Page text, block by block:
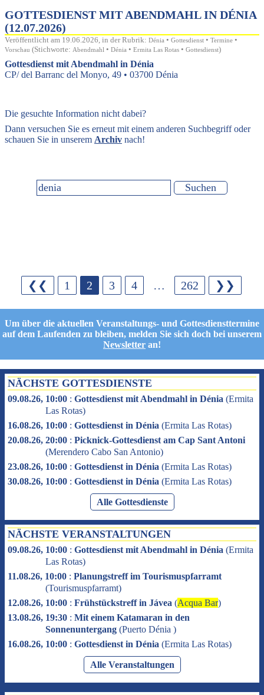
GOTTESDIENST MIT ABENDMAHL IN DÉNIA
(12.07.2026)
Veröffentlicht am 19.06.2026, in der Rubrik: Dénia • Gottesdienst • Termine •
Vorschau (Stichworte: Abendmahl • Dénia • Ermita Las Rotas • Gottesdienst)
Gottesdienst mit Abendmahl in Dénia
CP/ del Barranc del Monyo, 49 • 03700 Dénia
Die gesuchte Information nicht dabei?
Dann versuchen Sie es erneut mit einem anderen Suchbegriff oder
schauen Sie in unserem Archiv nach!
❮❮ 1 2 3 4 … 262 ❯❯
Um über die aktuellen Veranstaltungs- und Gottesdiensttermine
auf dem Laufenden zu bleiben, melden Sie sich doch bei unserem
Newsletter an!
NÄCHSTE GOTTESDIENSTE
09.08.26, 10:00 : Gottesdienst mit Abendmahl in Dénia (Ermita
Las Rotas)
16.08.26, 10:00 : Gottesdienst in Dénia (Ermita Las Rotas)
20.08.26, 20:00 : Picknick-Gottesdienst am Cap Sant Antoni
(Merendero Cabo San Antonio)
23.08.26, 10:00 : Gottesdienst in Dénia (Ermita Las Rotas)
30.08.26, 10:00 : Gottesdienst in Dénia (Ermita Las Rotas)
Alle Gottesdienste
NÄCHSTE VERANSTALTUNGEN
09.08.26, 10:00 : Gottesdienst mit Abendmahl in Dénia (Ermita
Las Rotas)
11.08.26, 10:00 : Planungstreff im Tourismuspfarramt
(Tourismuspfarramt)
12.08.26, 10:00 : Frühstückstreff in Jávea (Acqua Bar)
13.08.26, 19:30 : Mit einem Katamaran in den
Sonnenuntergang (Puerto Dénia )
16.08.26, 10:00 : Gottesdienst in Dénia (Ermita Las Rotas)
Alle Veranstaltungen